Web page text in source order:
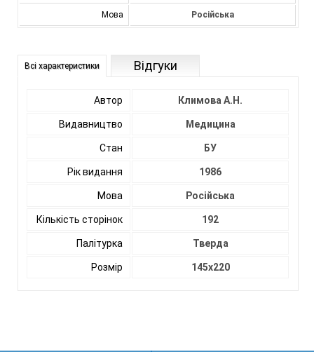
Мова Російська
Всі характеристики Відгуки
Автор Климова А.Н.
Видавництво Медицина
Стан БУ
Рік видання 1986
Мова Російська
Кількість сторінок 192
Палітурка Тверда
Розмір 145х220